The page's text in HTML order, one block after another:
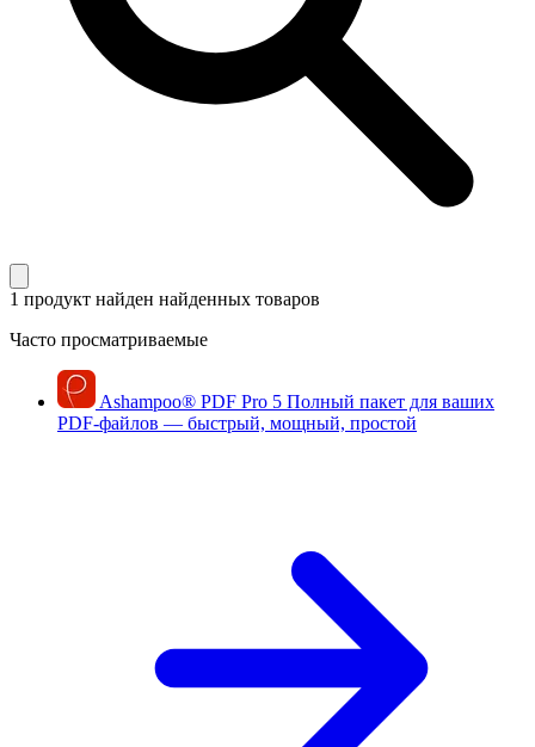
1 продукт найден найденных товаров
Часто просматриваемые
Ashampoo® PDF Pro 5 Полный пакет для ваших
PDF-файлов — быстрый, мощный, простой